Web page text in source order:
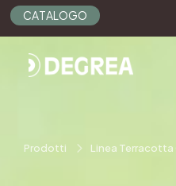
CATAL OGO
Prodotti Linea Terracotta